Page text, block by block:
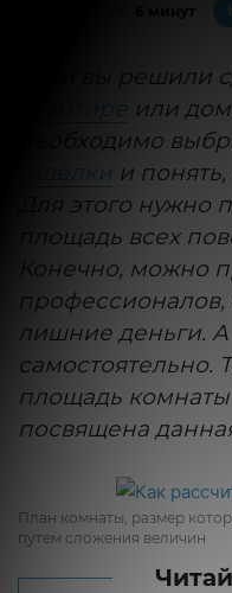
6 минут
Если вы решили
или
необходимо
отделки и
Для этого нужно
площадь всех
Конечно, можно
лишние деньги.
самостоятельно.
площадь
посвящена
План комнаты, размер
путем сложения величин